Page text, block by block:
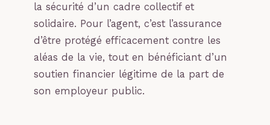
la sécurité d’un cadre collectif et
solidaire. Pour l’agent, c’est l’assurance
d’être protégé efficacement contre les
aléas de la vie, tout en bénéficiant d’un
soutien financier légitime de la part de
son employeur public.